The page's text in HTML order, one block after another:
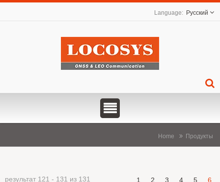
Русский
Home Продукты
результат 121 - 131 из 131 1 2 3 4 5 6